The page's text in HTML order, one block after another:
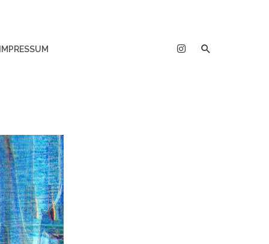
IMPRESSUM